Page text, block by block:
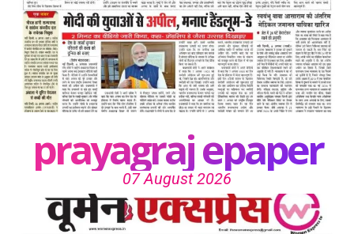
prayagraj epaper
07 August 2026